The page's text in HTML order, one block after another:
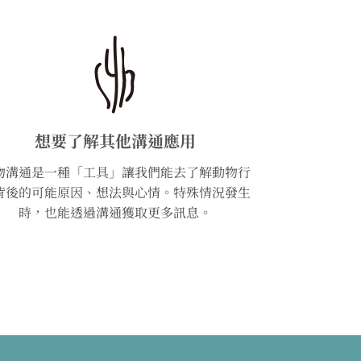
想要了解其他溝通應用
溝通是一種「工具」讓我們能去了解動物行
後的可能原因、想法與心情。特殊情況發生
時，也能透過溝通獲取更多訊息。